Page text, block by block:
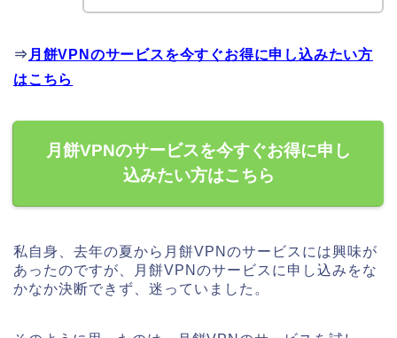
⇒ 月餅VPNのサービスを今すぐお得に申し込みたい方
はこちら
月餅VPNのサービスを今すぐお得に申し
込みたい方はこちら
私自身、去年の夏から月餅VPNのサービスには興味が
あったのですが、月餅VPNのサービスに申し込みをな
かなか決断できず、迷っていました。